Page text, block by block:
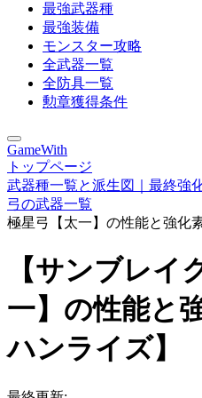
最強武器種
最強装備
モンスター攻略
全武器一覧
全防具一覧
勲章獲得条件
GameWith
トップページ
武器種一覧と派生図｜最終強
弓の武器一覧
極星弓【太一】の性能と強化
【サンブレイ
一】の性能と
ハンライズ】